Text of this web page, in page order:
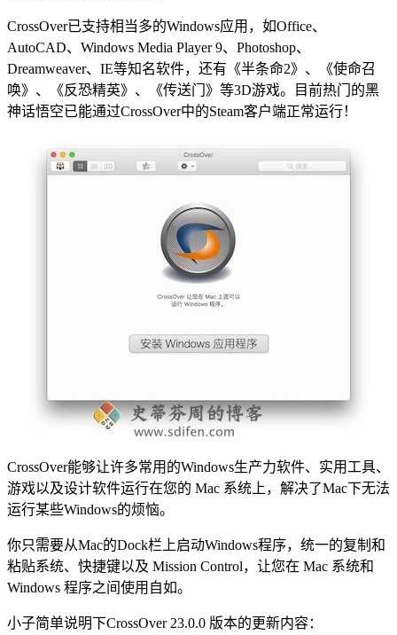
CrossOver已支持相当多的Windows应用，如Office、
AutoCAD、Windows Media Player 9、Photoshop、
Dreamweaver、IE等知名软件，还有《半条命2》、《使命召
唤》、《反恐精英》、《传送门》等3D游戏。目前热门的黑
神话悟空已能通过CrossOver中的Steam客户端正常运行！
CrossOver能够让许多常用的Windows生产力软件、实用工具、
游戏以及设计软件运行在您的 Mac 系统上，解决了Mac下无法
运行某些Windows的烦恼。
你只需要从Mac的Dock栏上启动Windows程序，统一的复制和
粘贴系统、快捷键以及 Mission Control，让您在 Mac 系统和
Windows 程序之间使用自如。
小子简单说明下CrossOver 23.0.0 版本的更新内容：